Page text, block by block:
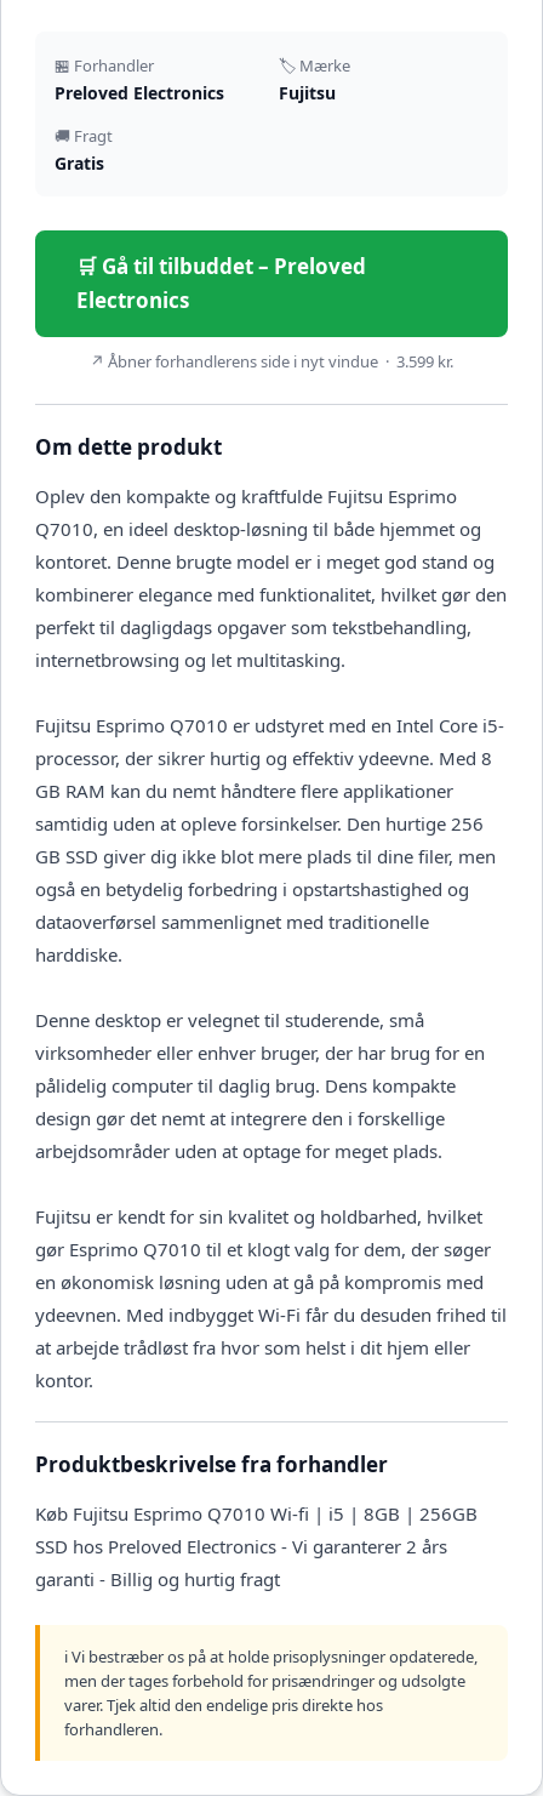
🏪 Forhandler
Preloved Electronics
🏷️ Mærke
Fujitsu
🚚 Fragt
Gratis
🛒 Gå til tilbuddet – Preloved
Electronics
↗ Åbner forhandlerens side i nyt vindue · 3.599 kr.
Om dette produkt
Oplev den kompakte og kraftfulde Fujitsu Esprimo
Q7010, en ideel desktop-løsning til både hjemmet og
kontoret. Denne brugte model er i meget god stand og
kombinerer elegance med funktionalitet, hvilket gør den
perfekt til dagligdags opgaver som tekstbehandling,
internetbrowsing og let multitasking.
Fujitsu Esprimo Q7010 er udstyret med en Intel Core i5-
processor, der sikrer hurtig og effektiv ydeevne. Med 8
GB RAM kan du nemt håndtere flere applikationer
samtidig uden at opleve forsinkelser. Den hurtige 256
GB SSD giver dig ikke blot mere plads til dine filer, men
også en betydelig forbedring i opstartshastighed og
dataoverførsel sammenlignet med traditionelle
harddiske.
Denne desktop er velegnet til studerende, små
virksomheder eller enhver bruger, der har brug for en
pålidelig computer til daglig brug. Dens kompakte
design gør det nemt at integrere den i forskellige
arbejdsområder uden at optage for meget plads.
Fujitsu er kendt for sin kvalitet og holdbarhed, hvilket
gør Esprimo Q7010 til et klogt valg for dem, der søger
en økonomisk løsning uden at gå på kompromis med
ydeevnen. Med indbygget Wi-Fi får du desuden frihed til
at arbejde trådløst fra hvor som helst i dit hjem eller
kontor.
Produktbeskrivelse fra forhandler
Køb Fujitsu Esprimo Q7010 Wi-fi | i5 | 8GB | 256GB
SSD hos Preloved Electronics - Vi garanterer 2 års
garanti - Billig og hurtig fragt
ℹ️ Vi bestræber os på at holde prisoplysninger opdaterede,
men der tages forbehold for prisændringer og udsolgte
varer. Tjek altid den endelige pris direkte hos
forhandleren.